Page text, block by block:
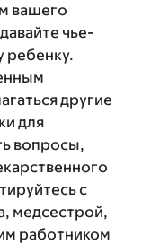
вашего
чье-
ребенку.
другие
для
вопросы,
с
медсестрой,
работником